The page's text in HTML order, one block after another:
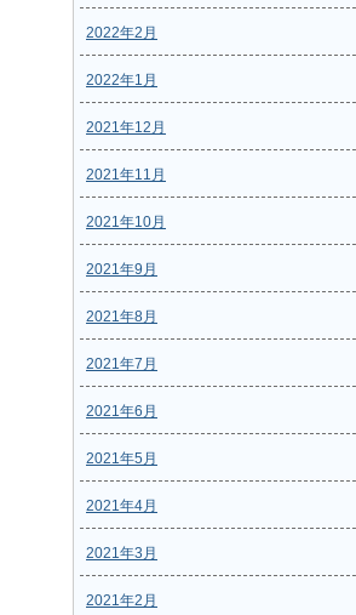
2022年2月
2022年1月
2021年12月
2021年11月
2021年10月
2021年9月
2021年8月
2021年7月
2021年6月
2021年5月
2021年4月
2021年3月
2021年2月